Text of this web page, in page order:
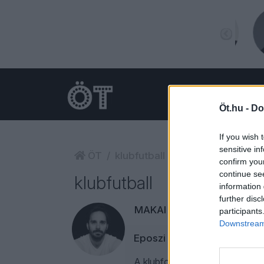
Öt.hu -
If you wish
sensitive
confirm
continue
information
further
klubfutball
MAKAI MÁTÉ
Eposzi seregszemle –